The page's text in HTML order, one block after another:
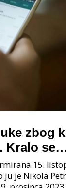
zbog
Kralo se
vlade
15.
ju je Nikola